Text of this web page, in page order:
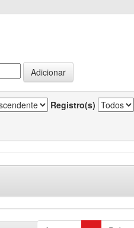
Registro(s)